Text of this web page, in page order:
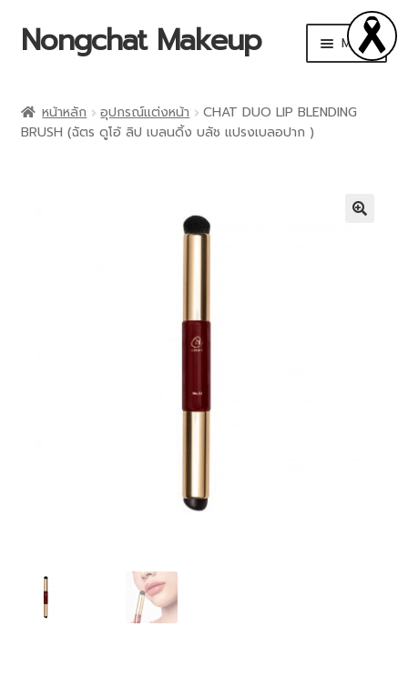
Nongchat Makeup Menu
THA by Nongchat
หน้าหลัก อุปกรณ์แต่งหน้า
CHAT DUO LIP BLENDING
BRUSH (ฉัตร ดูโอ้ ลิป เบลนดิ้ง บลัช แปรงเบลอปาก )